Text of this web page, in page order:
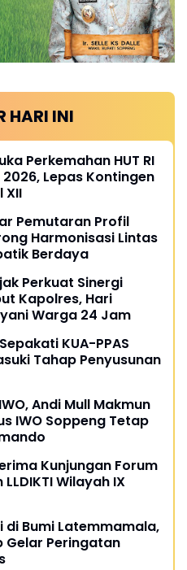
HARI INI
Perkemahan HUT RI
Lepas Kontingen
XII
Pemutaran Profil
Harmonisasi Lintas
Berdaya
Perkuat Sinergi
Kapolres, Hari
Warga 24 Jam
KUA-PPAS
Tahap Penyusunan
Andi Mull Makmun
IWO Soppeng Tetap
Kunjungan Forum
Wilayah IX
di Bumi Latemmamala,
Gelar Peringatan